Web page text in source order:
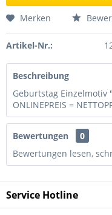
Merken
Artikel-Nr.:
Beschreibung
Geburtstag
ONLINEPREIS =
Bewertungen
0
Bewertungen lesen,
Service Hotline